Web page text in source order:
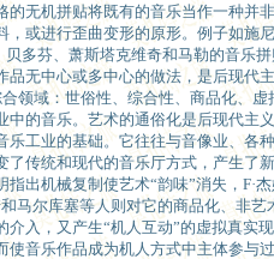
的无机拼贴将既有的音乐当作一种并
，或进行歪曲变形的原形。例子如施
贝多芬、萧斯塔克维奇和马勒的音乐
品无中心或多中心的做法，是后现代
领域：世俗性、综合性、商品化、
中的音乐。艺术的通俗化是后现代主
乐工业的基础。它往往与音像业、各
了传统和现代的音乐厅方式，产生了
指出机械复制使艺术“韵味”消失，F·
马尔库塞等人则对它的商品化、非
介入，又产生“机人互动”的虚拟真实
使音乐作品成为机人方式中主体参与